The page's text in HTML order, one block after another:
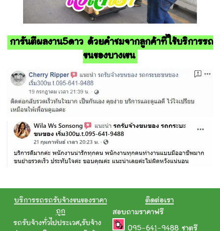
การันตีผลงาน5ดาว ด้วยคำชมจากลูกค้าที่ใช้บริการรถ
ขนของบางเขน
บริการรถรถรับจ้างขนของราคา
ถูก
รถรับจ้างทั่วไปประเวศ,รับจ้าง
ติดต่อเรา
สอบถามราคาฟรี
095-641-9488 ชาตรี